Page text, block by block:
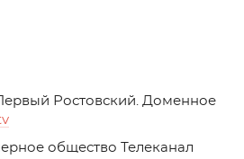
Ростовский. Доменное
общество Телеканал